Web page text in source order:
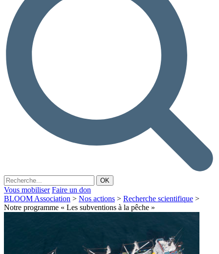
Vous mobiliser Faire un don
BLOOM Association > Nos actions > Recherche scientifique >
Notre programme « Les subventions à la pêche »